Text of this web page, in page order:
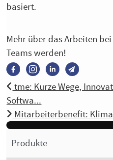
basiert.
Mehr über das Arbeiten
Teams werden!
tme: Kurze Wege,
Softwa...
Mitarbeiterbenefit:
Produkte